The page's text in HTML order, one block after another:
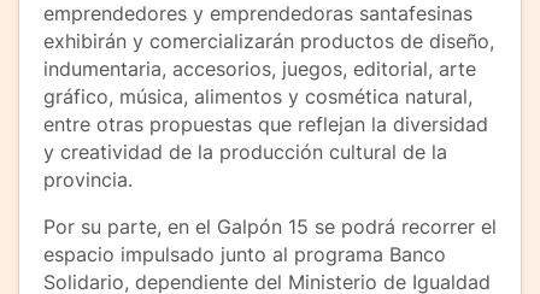
emprendedores y emprendedoras santafesinas
exhibirán y comercializarán productos de diseño,
indumentaria, accesorios, juegos, editorial, arte
gráfico, música, alimentos y cosmética natural,
entre otras propuestas que reflejan la diversidad
y creatividad de la producción cultural de la
provincia.
Por su parte, en el Galpón 15 se podrá recorrer el
espacio impulsado junto al programa Banco
Solidario, dependiente del Ministerio de Igualdad